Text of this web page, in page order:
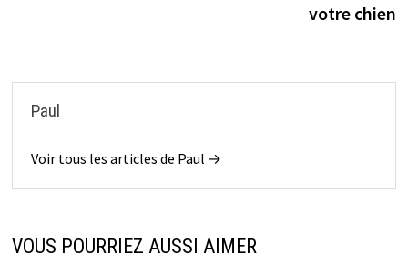
votre chien
Paul
Voir tous les articles de Paul →
VOUS POURRIEZ AUSSI AIMER